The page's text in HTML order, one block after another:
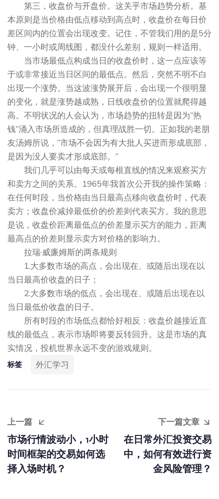
第三，收盘价与开盘价。这关乎市场趋势分析。基
本原则是当价格由低点移动到高点时，收盘价在每日价
差区间内的位置会出现改变。记住，不管我们用的是5分
钟、一小时或周线图，都没什么差别，规则一样适用。
当市场最低点构成当日的收盘价时，这一点应该等
于或非常接近当日区间的最低点。然后，突然不明不白
出现一个涨势。当这波涨势展开后，会出现一个很明显
的变化，就是涨势越成熟，日线收盘价的位置就爬得越
高。不明状况的人会认为，市场趋势的扭转是因为“热
钱”涌入市场所造成的，但真理战胜一切。正如我的老朋
友汤姆所说，“市场不会因为有大批人买进而形成底部，
是因为没人要卖才形成底部。”
我们几乎可以由每天或每根直线的情况来观察买方
和卖方之间的关系。1965年我首次公开我的操作策略：
在任何时段，当价格由当日最高点移向收盘价时，代表
卖方；收盘价减掉最低价的价差则代表买方。我的意思
是说，收盘价距离最低点的价差显示买方的能力，距离
最高点的价差则显示卖方对价格的影响力。
拉瑞·威廉姆斯的两条规则
1.大多数市场的高点，会出现在、或随后出现在以
当日最高价收盘的日子；
2.大多数市场的低点，会出现在、或随后出现在以
当日最低价收盘的日子。
所有时段的市场低点都恰好相反：收盘价越接近直
线的最低点，表示市场即将要反转回升。这是市场的真
实情况，投机世界永远不变的游戏规则。
标签 外汇学习
上一篇
市场行情波动小，1小时
时间框架的交易如何选
择入场时机？
下一篇文章
在日常外汇投资交易
中，如何有效进行资
金风险管理？